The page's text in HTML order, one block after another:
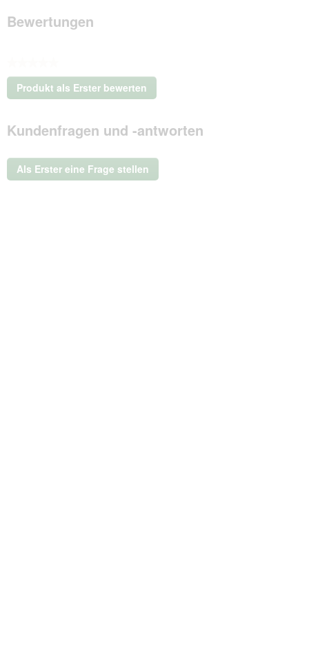
Bewertungen
Kein
Beurteilungswert
Produkt als Erster bewerten
.
dieser
Aktion
ein
modales
Kundenfragen und -antworten
Als Erster eine Frage stellen